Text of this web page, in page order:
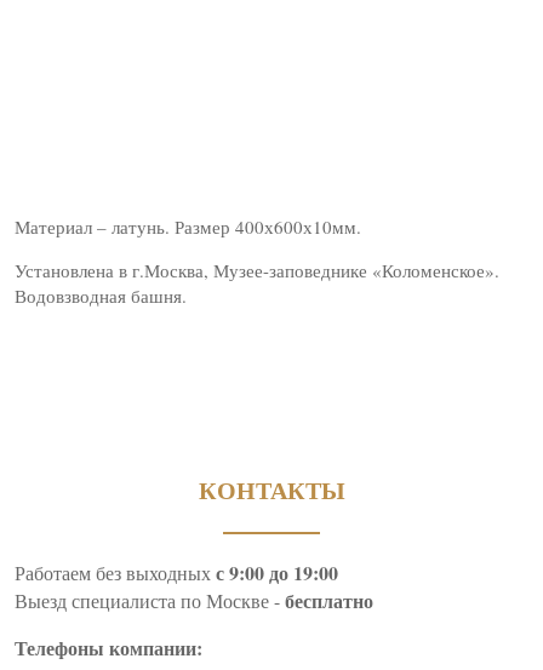
Материал – латунь. Размер 400х600х10мм.
Установлена в г.Москва, Музее-заповеднике «Коломенское».
Водовзводная башня.
КОНТАКТЫ
Работаем без выходныхс 9:00 до 19:00
Выезд специалиста по Москве -бесплатно
Телефоны компании: